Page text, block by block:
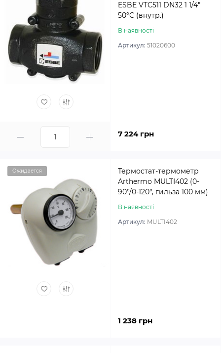
ESBE VTC511 DN32 1 1/4″
50°С (внутр.)
В наявності
Артикул: 51020600
7 224 грн
Ожидается
Термостат-термометр
Arthermo MULTI402 (0-
90°/0-120°, гильза 100 мм)
В наявності
Артикул: MULTI402
1 238 грн